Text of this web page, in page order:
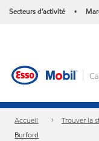
Secteurs d’activité •
Accueil Trouver la
Burford